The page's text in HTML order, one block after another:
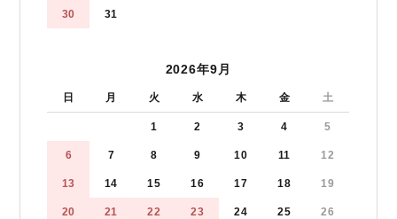
30 31
2026年9月
日 月 火 水 木 金 土
1 2 3 4 5
6 7 8 9 10 11 12
13 14 15 16 17 18 19
20 21 22 23 24 25 26